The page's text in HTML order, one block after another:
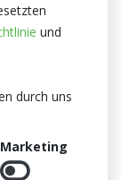
und
durch uns
Marketing